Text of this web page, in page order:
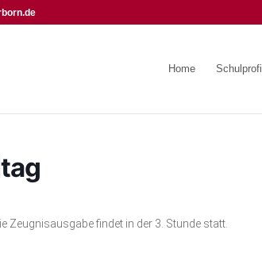
Home Schulprofil
Zeugnisausgabe findet in der 3. Stunde statt.